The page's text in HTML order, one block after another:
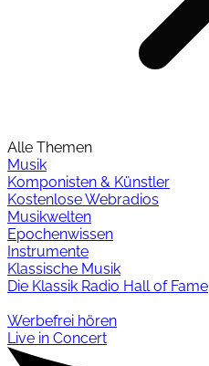
Alle Themen
Musik
Komponisten & Künstler
Kostenlose Webradios
Musikwelten
Epochenwissen
Instrumente
Klassische Musik
Die Klassik Radio Hall of Fame
Werbefrei hören
Live in Concert